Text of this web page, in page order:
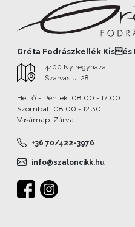
Gréta Fodrászkellék Kisés
4400 Nyíregyháza,
Szarvas u. 28.
Hétfő - Péntek: 08:00 - 17:00
Szombat: 08:00 - 12:30
Vasárnap: Zárva
+36 70/422-3976
info@szaloncikk.hu